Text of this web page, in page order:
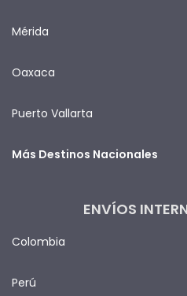
Mérida
Oaxaca
Puerto Vallarta
Más Destinos Nacionales
ENVÍOS
Colombia
Perú